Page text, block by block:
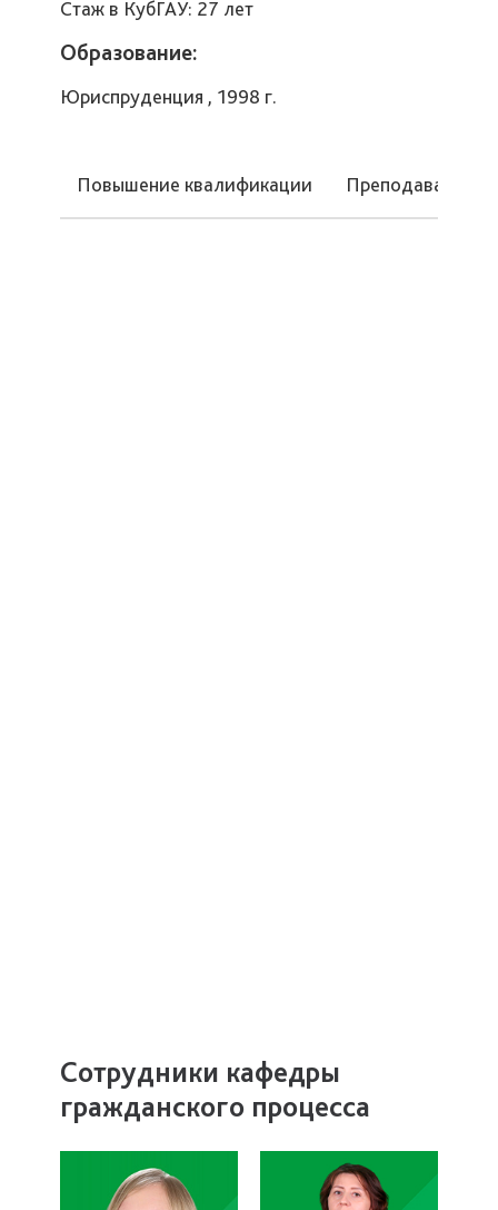
Стаж в КубГАУ: 27 лет
Образование:
Юриспруденция , 1998 г.
Повышение квалификации Преподаваемые
Сотрудники кафедры
гражданского процесса